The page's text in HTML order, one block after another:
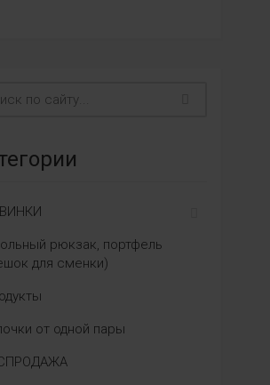
рюкзак, портфель
для сменки)
от одной пары